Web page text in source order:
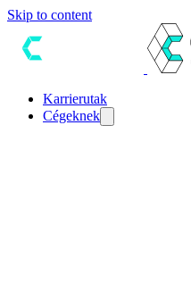
Skip to content
Karrierutak
Cégeknek